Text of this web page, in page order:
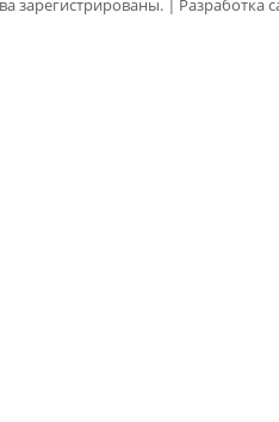
зарегистрированы. Разработка